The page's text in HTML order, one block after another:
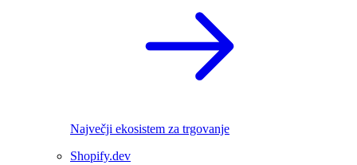
Največji ekosistem za trgovanje
Shopify.dev